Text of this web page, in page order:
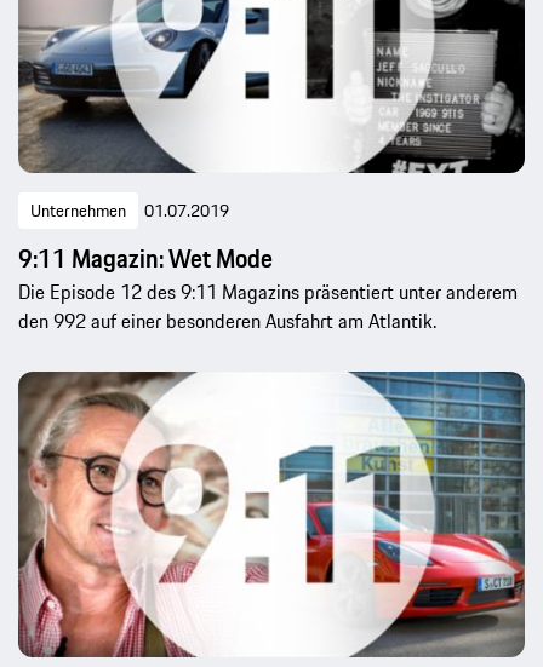
Unternehmen 01.07.2019
9:11 Magazin: Wet Mode
Die Episode 12 des 9:11 Magazins präsentiert unter anderem
den 992 auf einer besonderen Ausfahrt am Atlantik.